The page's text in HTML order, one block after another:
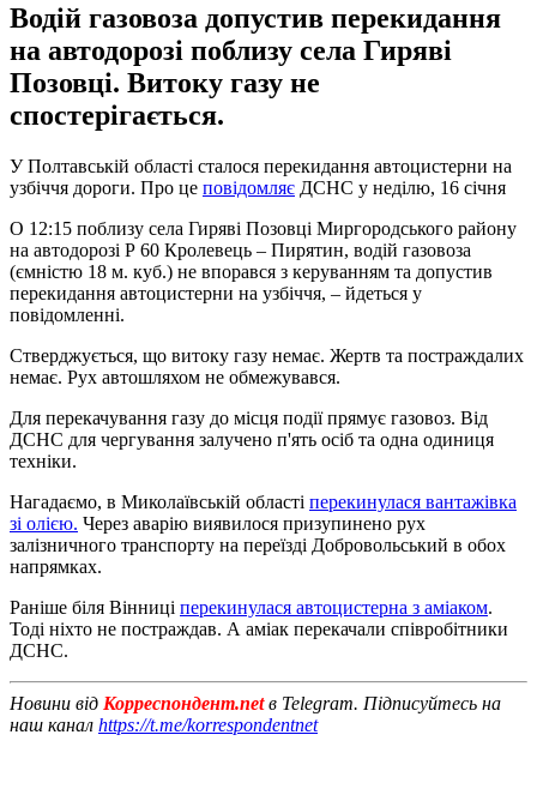
Водій газовоза допустив перекидання
на автодорозі поблизу села Гиряві
Позовці. Витоку газу не
спостерігається.
У Полтавській області сталося перекидання автоцистерни на
узбіччя дороги. Про це повідомляє ДСНС у неділю, 16 січня
О 12:15 поблизу села Гиряві Позовці Миргородського району
на автодорозі Р 60 Кролевець – Пирятин, водій газовоза
(ємністю 18 м. куб.) не впорався з керуванням та допустив
перекидання автоцистерни на узбіччя, – йдеться у
повідомленні.
Стверджується, що витоку газу немає. Жертв та постраждалих
немає. Рух автошляхом не обмежувався.
Для перекачування газу до місця події прямує газовоз. Від
ДСНС для чергування залучено п'ять осіб та одна одиниця
техніки.
Нагадаємо, в Миколаївській області перекинулася вантажівка
зі олією. Через аварію виявилося призупинено рух
залізничного транспорту на переїзді Добровольський в обох
напрямках.
Раніше біля Вінниці перекинулася автоцистерна з аміаком.
Тоді ніхто не постраждав. А аміак перекачали співробітники
ДСНС.
Новини від Корреспондент.netв Telegram. Підписуйтесь на
наш канал https://t.me/korrespondentnet